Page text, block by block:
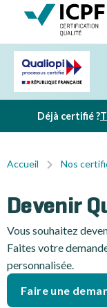
Déjà certifié ?
Accueil Nos
Devenir
Vous souhaitez
Faites votre
personnalisée.
Faire une